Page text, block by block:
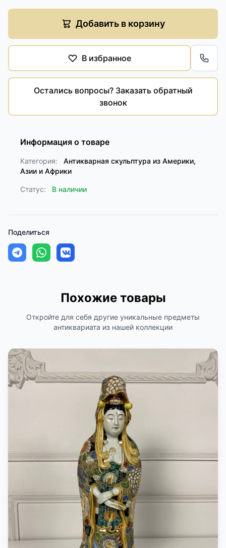
Добавить в корзину
В избранное
Остались вопросы? Заказать обратный
звонок
Информация о товаре
Категория:
Антикварная скульптура из Америки,
Азии и Африки
Статус: В наличии
Поделиться
Похожие товары
Откройте для себя другие уникальные предметы
антиквариата из нашей коллекции